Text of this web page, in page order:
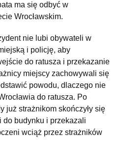
ma się odbyć w
Wrocławskim.
nie lubi obywateli w
i policję, aby
do ratusza i przekazanie
miejscy zachowywali się
powodu, dlaczego nie
do ratusza. Po
już strażnikom skończyły się
do budynku i przekazali
wciąż przez strażników